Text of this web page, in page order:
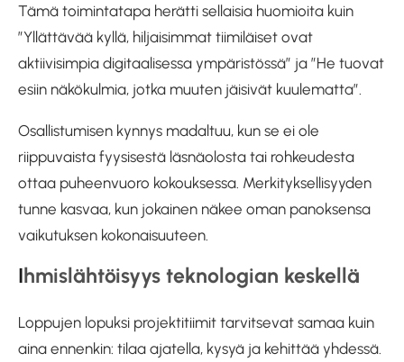
Tämä toimintatapa herätti sellaisia huomioita kuin
”Yllättävää kyllä, hiljaisimmat tiimiläiset ovat
aktiivisimpia digitaalisessa ympäristössä” ja ”He tuovat
esiin näkökulmia, jotka muuten jäisivät kuulematta”.
Osallistumisen kynnys madaltuu, kun se ei ole
riippuvaista fyysisestä läsnäolosta tai rohkeudesta
ottaa puheenvuoro kokouksessa. Merkityksellisyyden
tunne kasvaa, kun jokainen näkee oman panoksensa
vaikutuksen kokonaisuuteen.
Ihmislähtöisyys teknologian keskellä
Loppujen lopuksi projektitiimit tarvitsevat samaa kuin
aina ennenkin: tilaa ajatella, kysyä ja kehittää yhdessä.